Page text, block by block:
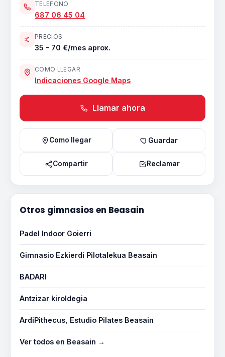
TELEFONO
687 06 45 04
PRECIOS
35 - 70 €/mes aprox.
COMO LLEGAR
Indicaciones Google Maps
Llamar ahora
Como llegar Guardar
Compartir Reclamar
Otros gimnasios en Beasain
Padel Indoor Goierri
Gimnasio Ezkierdi Pilotalekua Beasain
BADARI
Antzizar kiroldegia
ArdiPithecus, Estudio Pilates Beasain
Ver todos en Beasain →